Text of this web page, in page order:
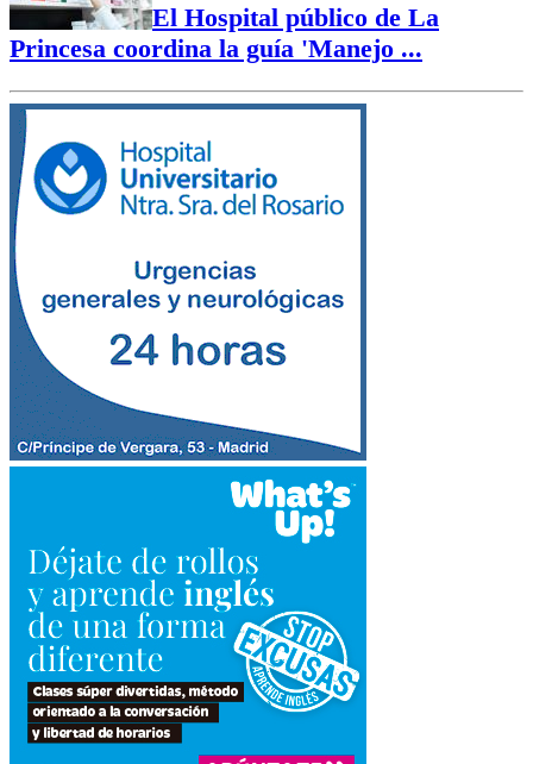
El Hospital público de La
Princesa coordina la guía 'Manejo ...